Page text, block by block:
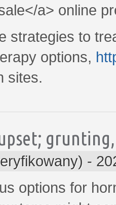
a> online
strategies to
options,
sites.
-
options for